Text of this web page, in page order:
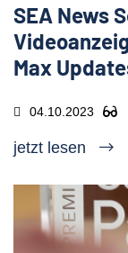
SEA News
Max
04.10.2023
jetzt lesen